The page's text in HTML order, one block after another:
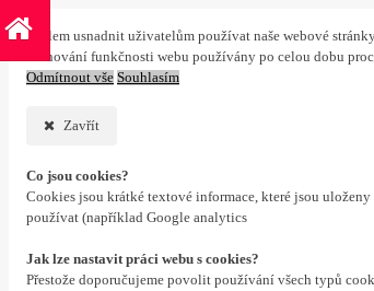
S cílem usnadnit uživatelům používat naše webové
zachování funkčnosti webu používány po celou dobu
Odmítnout vše Souhlasím
Zavřít
Co jsou cookies?
Cookies jsou krátké textové informace, které jsou
používat (například Google analytics
Jak lze nastavit práci webu s cookies?
Přestože doporučujeme povolit používání všech typů